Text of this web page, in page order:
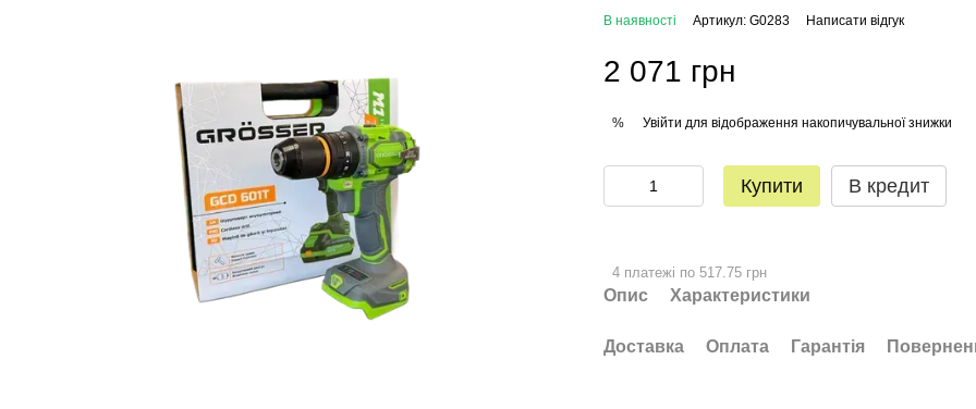
В наявності Артикул: G0283 Написати відгук
2 071 грн
% Увійти для відображення накопичувальної знижки
Купити В кредит
4 платежі по 517.75 грн
Опис Характеристики
Доставка Оплата Гарантія